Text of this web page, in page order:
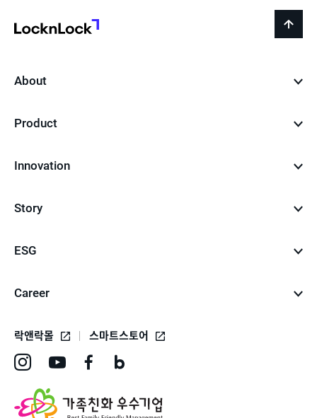
back
About
Product
Innovation
Story
ESG
Career
락앤락몰 스마트스토어
스
타
브
스
버